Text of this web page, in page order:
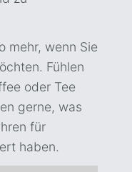
mehr, wenn Sie
Fühlen
oder Tee
gerne, was
für
haben.